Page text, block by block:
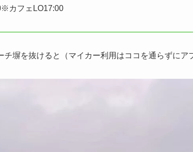
カフェLO17:00
塀を抜けると（マイカー利用はココを通らずにア